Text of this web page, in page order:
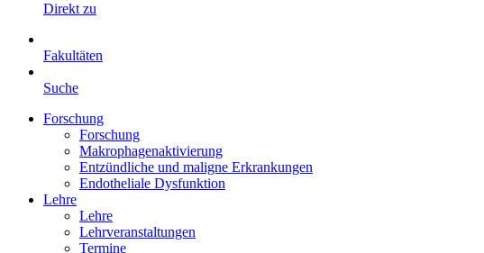
Direkt zu
Fakultäten
Suche
Forschung
Forschung
Makrophagenaktivierung
Entzündliche und maligne Erkrankungen
Endotheliale Dysfunktion
Lehre
Lehre
Lehrveranstaltungen
Termine